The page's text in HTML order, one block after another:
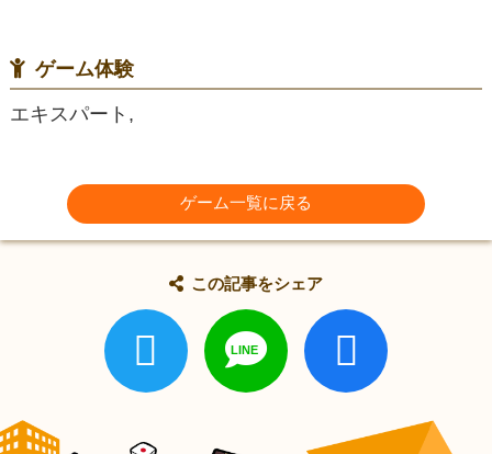
ゲーム体験
エキスパート,
ゲーム一覧に戻る
この記事をシェア